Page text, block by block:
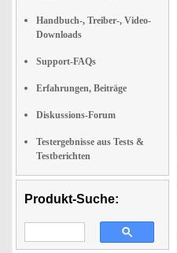
Handbuch-, Treiber-, Video-
Downloads
Support-FAQs
Erfahrungen, Beiträge
Diskussions-Forum
Testergebnisse aus Tests &
Testberichten
Produkt-Suche: